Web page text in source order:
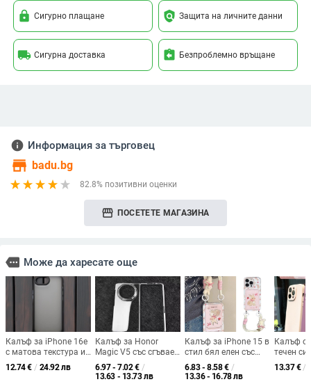
lock Сигурно плащане policy Защита на личните данни
local_shipping Сигурна доставка assignment_return Безпроблемно връщане
info Информация за търговец
store badu.bg
82.8% позитивни оценки
storefront ПОСЕТЕТЕ МАГАЗИНА
more Може да харесате още
Калъф за iPhone 16e
с матова текстура и
усещане за кожа, мек
силикон,
12.74€ / 24.92 лв
Калъф за Honor
Magic V5 със сгъваем
дисплей, прозрачен,
лъскав, PC материал
6.97 - 7.02€ /
13.63 - 13.73 лв
Калъф за iPhone 15 в
стил бял елен със
сладък зайче и
панделка, с каишка,
6.83 - 8.58€ /
13.36 - 16.78 лв
Калъф
течен
пълно
13.37€ /